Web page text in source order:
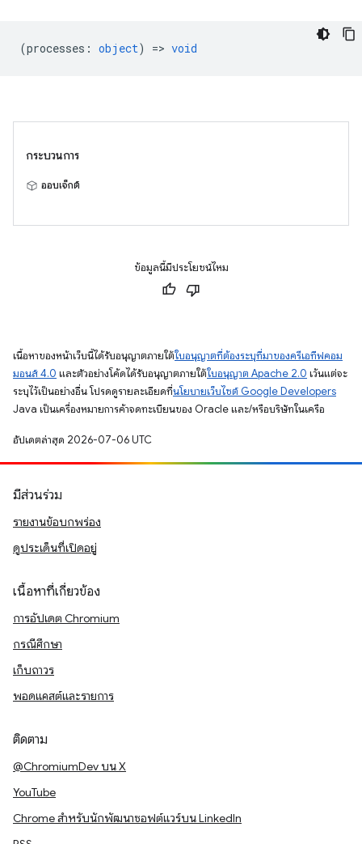
(processes : object) => void
กระบวนการ
ออบเจ็กต์
ข้อมูลนี้มีประโยชน์ไหม
เนื้อหาของหน้าเว็บนี้ได้รับอนุญาตภายใต้ใบอนุญาตที่ต้องระบุที่มาของครีเอทีฟคอม
มอนส์ 4.0 และตัวอย่างโค้ดได้รับอนุญาตภายใต้ใบอนุญาต Apache 2.0 เว้นแต่จะ
ระบุไว้เป็นอย่างอื่น โปรดดูรายละเอียดที่นโยบายเว็บไซต์ Google Developers
Java เป็นเครื่องหมายการค้าจดทะเบียนของ Oracle และ/หรือบริษัทในเครือ
อัปเดตล่าสุด 2026-07-06 UTC
มีส่วนร่วม
รายงานข้อบกพร่อง
ดูประเด็นที่เปิดอยู่
เนื้อหาที่เกี่ยวข้อง
การอัปเดต Chromium
กรณีศึกษา
เก็บถาวร
พอดแคสต์และรายการ
ติดตาม
@ChromiumDev บน X
YouTube
Chrome สำหรับนักพัฒนาซอฟต์แวร์บน LinkedIn